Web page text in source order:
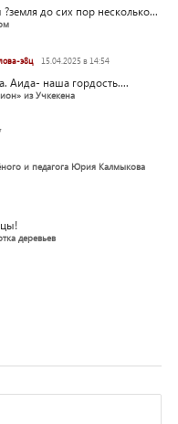
до сих пор несколько...
э8ц 15.04.2025 в 14:54
Аида- наша гордость....
из Учкекена
и педагога Юрия Калмыкова
деревьев